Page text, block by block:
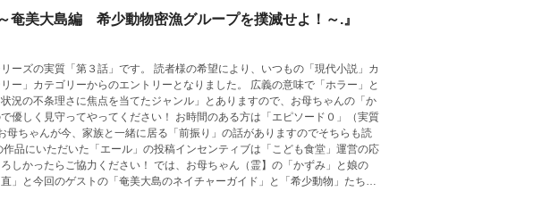
美大島編 希少動物密漁グループを撲滅せよ！～.』
ーズの実質「第３話」です。 読者様の希望により、いつもの「現代小説」カ
ー」カテゴリーからのエントリーとなりました。 広義の意味で「ホラー」と
況の不条理さに焦点を当てたジャンル」とありますので、お母ちゃんの「か
優しく見守ってやってください！ お時間のある方は「エピソード０」（実質
母ちゃんが今、家族と一緒に居る「前振り」の話がありますのでそちらも読
品にいただいた「エール」の投稿インセンティブは「こども食堂」運営の応
しかったらご協力ください！ では、お母ちゃん（霊】の「かずみ」と娘の
」と今回のゲストの「奄美大島のネイチャーガイド」と「希少動物」たちの